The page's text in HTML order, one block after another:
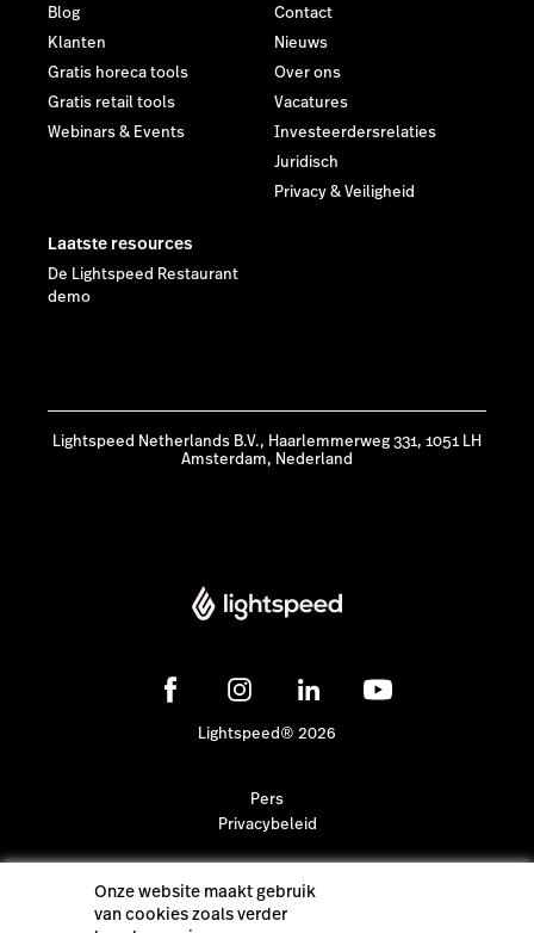
Blog
Klanten
Gratis horeca tools
Gratis retail tools
Webinars & Events
Contact
Nieuws
Over ons
Vacatures
Investeerdersrelaties
Juridisch
Privacy & Veiligheid
Laatste resources
De Lightspeed Restaurant
demo
Lightspeed Netherlands B.V., Haarlemmerweg 331, 1051 LH
Amsterdam, Nederland
Lightspeed® 2026
Pers
Privacybeleid
Onze website maakt gebruik
van cookies zoals verder